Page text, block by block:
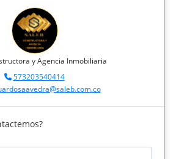
y Agencia Inmobiliaria
573203540414